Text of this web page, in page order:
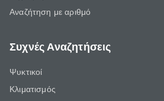
Αναζήτηση με αριθμό
Συχνές Αναζητήσεις
Ψυκτικοί
Κλιματισμός